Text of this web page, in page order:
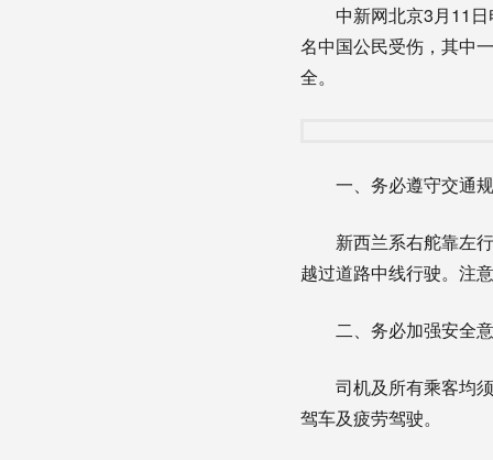
中新网北京3月11日
名中国公民受伤，其中
全。
一、务必遵守交通
新西兰系右舵靠左行
越过道路中线行驶。注
二、务必加强安全
司机及所有乘客均须
驾车及疲劳驾驶。